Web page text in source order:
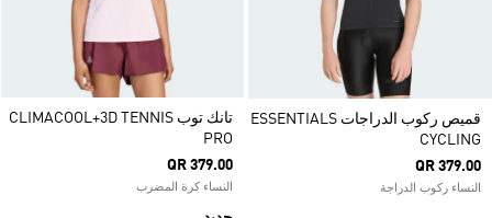
قميص ركوب الدراجات ESSENTIALS
CYCLING
QR 379.00
النساء ركوب الدراجة
تانك توب CLIMACOOL+3D TENNIS
PRO
QR 379.00
النساء كرة المضرب